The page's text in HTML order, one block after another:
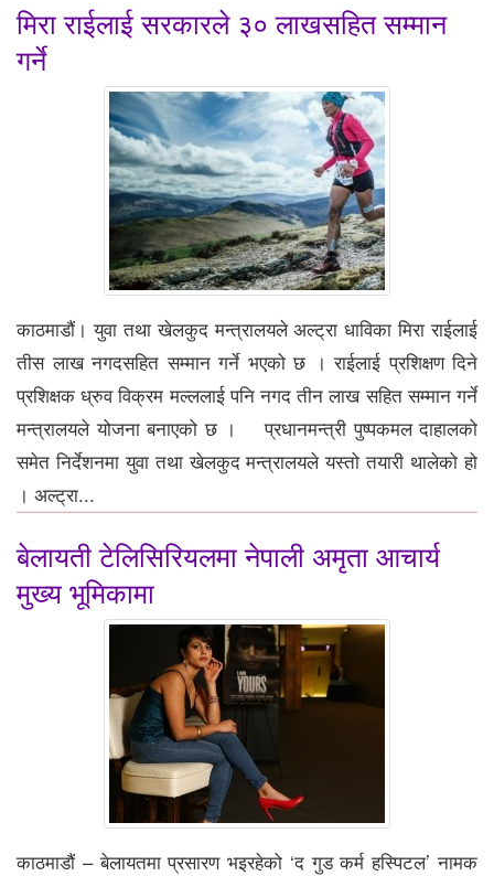
मिरा राईलाई सरकारले ३० लाखसहित सम्मान
गर्ने
काठमाडौं। युवा तथा खेलकुद मन्त्रालयले अल्ट्रा धाविका मिरा राईलाई
तीस लाख नगदसहित सम्मान गर्ने भएको छ । राईलाई प्रशिक्षण दिने
प्रशिक्षक ध्रुव विक्रम मल्ललाई पनि नगद तीन लाख सहित सम्मान गर्ने
मन्त्रालयले योजना बनाएको छ । प्रधानमन्त्री पुष्पकमल दाहालको
समेत निर्देशनमा युवा तथा खेलकुद मन्त्रालयले यस्तो तयारी थालेको हो
। अल्ट्रा...
बेलायती टेलिसिरियलमा नेपाली अमृता आचार्य
मुख्य भूमिकामा
काठमाडौं – बेलायतमा प्रसारण भइरहेको ‘द गुड कर्म हस्पिटल’ नामक